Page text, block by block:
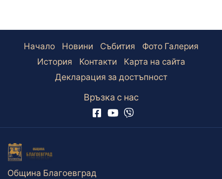
Начало Новини Събития
Фото Галерия
История
Контакти
Карта на сайта
Декларация за достъпност
Връзка с нас
Община Благоевград